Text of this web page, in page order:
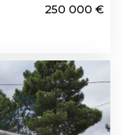
250 000 €